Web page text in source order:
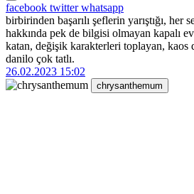
facebook twitterwhatsapp
birbirinden başarılı şeflerin yarıştığı, her
hakkında pek de bilgisi olmayan kapalı ev
katan, değişik karakterleri toplayan, kaos
danilo çok tatlı.
26.02.2023 15:02
chrysanthemum